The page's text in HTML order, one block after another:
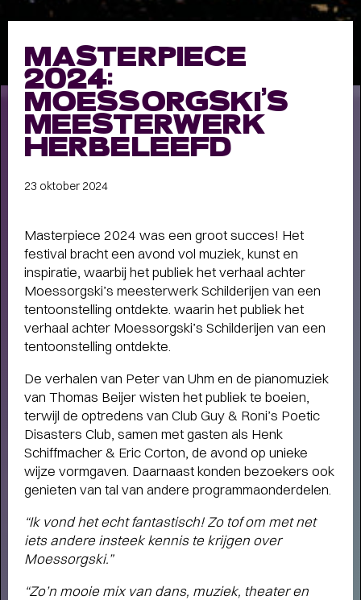
MEET THE BAND:
MUMFORD & SONS
ALLE STORIES
NIEUWS,INTERVIEWS
COLUMNS,KORTEEN
LANGE VERHALEN
MASTERPIECE
2024:
MOESSORGSKI’S
MEESTERWERK
HERBELEEFD
23 oktober 2024
Masterpiece 2024 was een groot succes! Het
festival bracht een avond vol muziek, kunst en
inspiratie, waarbij het publiek het verhaal achter
Moessorgski’s meesterwerk Schilderijen van een
tentoonstelling ontdekte. waarin het publiek het
verhaal achter Moessorgski’s Schilderijen van een
tentoonstelling ontdekte.
De verhalen van Peter van Uhm en de pianomuziek
van Thomas Beijer wisten het publiek te boeien,
terwijl de optredens van Club Guy & Roni’s Poetic
Disasters Club, samen met gasten als Henk
Schiffmacher & Eric Corton, de avond op unieke
wijze vormgaven. Daarnaast konden bezoekers ook
genieten van tal van andere programmaonderdelen.
“Ik vond het echt fantastisch! Zo tof om met net
iets andere insteek kennis te krijgen over
Moessorgski.”
“Zo’n mooie mix van dans, muziek, theater en